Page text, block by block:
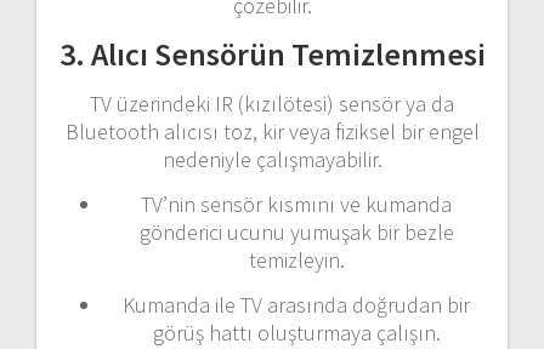
3. Alıcı Sensörün Temizlenmesi
TV üzerindeki IR (kızılötesi) sensör ya da
Bluetooth alıcısı toz, kir veya fiziksel bir engel
nedeniyle çalışmayabilir.
TV’nin sensör kısmını ve kumanda
gönderici ucunu yumuşak bir bezle
temizleyin.
Kumanda ile TV arasında doğrudan bir
görüş hattı oluşturmaya çalışın.